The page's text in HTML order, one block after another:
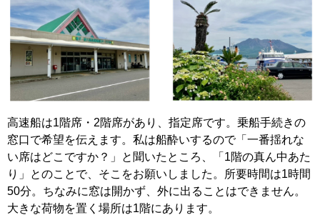
高速船は1階席・2階席があり、指定席です。乗船手続きの
窓口で希望を伝えます。私は船酔いするので「一番揺れな
い席はどこですか？」と聞いたところ、「1階の真ん中あた
り」とのことで、そこをお願いしました。所要時間は1時間
50分。ちなみに窓は開かず、外に出ることはできません。
大きな荷物を置く場所は1階にあります。